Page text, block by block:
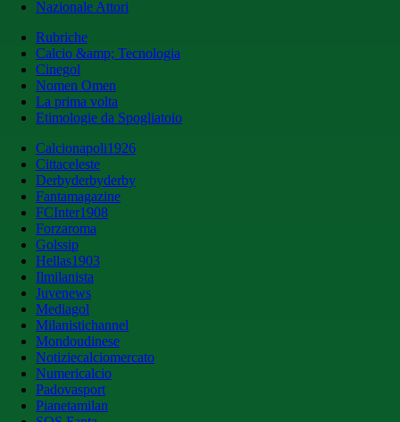
Nazionale Attori
Rubriche
Calcio &amp; Tecnologia
Cinegol
Nomen Omen
La prima volta
Etimologie da Spogliatoio
Calcionapoli1926
Cittaceleste
Derbyderbyderby
Fantamagazine
FCInter1908
Forzaroma
Golssip
Hellas1903
Ilmilanista
Juvenews
Mediagol
Milanistichannel
Mondoudinese
Notiziecalciomercato
Numericalcio
Padovasport
Pianetamilan